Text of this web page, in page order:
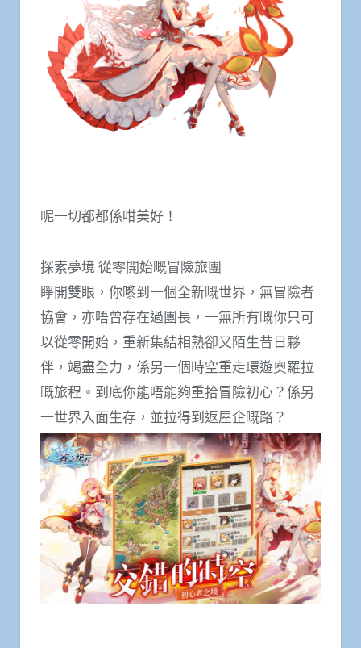
呢一切都都係咁美好！
探索夢境 從零開始嘅冒險旅團
睜開雙眼，你嚟到一個全新嘅世界，無冒險者
協會，亦唔曾存在過團長，一無所有嘅你只可
以從零開始，重新集結相熟卻又陌生昔日夥
伴，竭盡全力，係另一個時空重走環遊奧羅拉
嘅旅程。到底你能唔能夠重拾冒險初心？係另
一世界入面生存，並拉得到返屋企嘅路？